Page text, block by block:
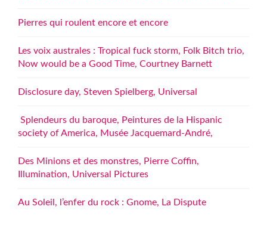
Pierres qui roulent encore et encore
Les voix australes : Tropical fuck storm, Folk Bitch trio,
Now would be a Good Time, Courtney Barnett
Disclosure day, Steven Spielberg, Universal
Splendeurs du baroque, Peintures de la Hispanic
society of America, Musée Jacquemard-André,
Des Minions et des monstres, Pierre Coffin,
Illumination, Universal Pictures
Au Soleil, l’enfer du rock : Gnome, La Dispute